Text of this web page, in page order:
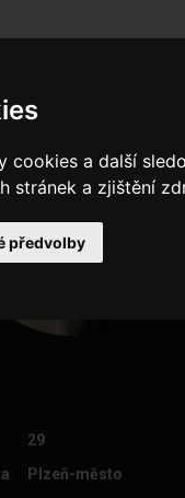
a další
stránek a zjištění
předvolby
29
Plzeň-město